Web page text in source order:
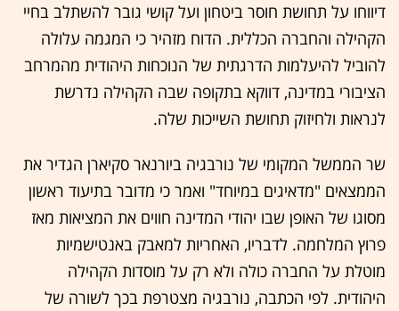
דיווחו על תחושת חוסר ביטחון ועל קושי גובר להשתלב בחיי
הקהילה והחברה הכללית. הדוח מזהיר כי המגמה עלולה
להוביל להיעלמות הדרגתית של הנוכחות היהודית מהמרחב
הציבורי במדינה, דווקא בתקופה שבה הקהילה נדרשת
לנראות ולחיזוק תחושת השייכות שלה.
שר הממשל המקומי של נורבגיה ביורנאר סקיארן הגדיר את
הממצאים "מדאיגים במיוחד" ואמר כי מדובר בתיעוד ראשון
מסוגו של האופן שבו יהודי המדינה חווים את המציאות מאז
פרוץ המלחמה. לדבריו, האחריות למאבק באנטישמיות
מוטלת על החברה כולה ולא רק על מוסדות הקהילה
היהודית. לפי הכתבה, נורבגיה מצטרפת בכך לשורה של